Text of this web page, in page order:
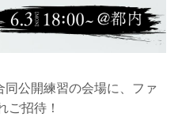
公開練習の会場に、ファ
ご招待！